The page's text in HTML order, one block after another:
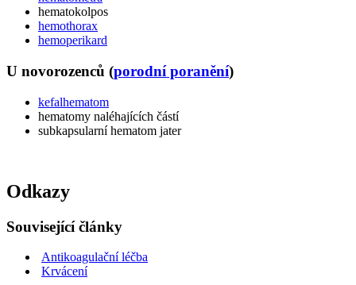
hematokolpos
hemothorax
hemoperikard
U novorozenců (porodní poranění)
kefalhematom
hematomy naléhajících částí
subkapsularní hematom jater
Odkazy
Související články
Antikoagulační léčba
Krvácení